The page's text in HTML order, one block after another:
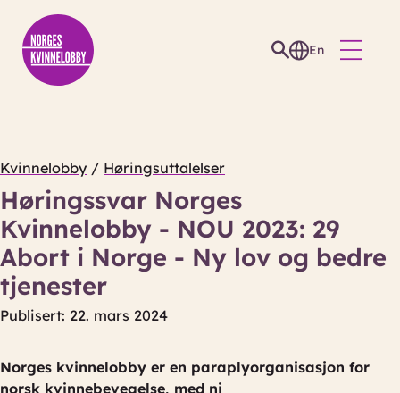
En
Kvinnelobby/ Høringsuttalelser
Høringssvar Norges
Kvinnelobby - NOU 2023: 29
Abort i Norge - Ny lov og bedre
tjenester
Publisert: 22. mars 2024
Norges kvinnelobby er en paraplyorganisasjon for
norsk kvinnebevegelse, med ni